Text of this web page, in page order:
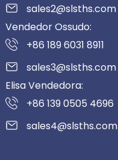
sales2@slsths.com
Vendedor Ossudo:
+86 189 6031 8911
sales3@slsths.com
Elisa Vendedora:
+86 139 0505 4696
sales4@slsths.com